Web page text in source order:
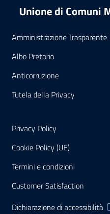
Unione di Comuni
Amministrazione Trasparente
Albo Pretorio
Anticorruzione
Tutela della Privacy
Privacy Policy
Cookie Policy (UE)
Termini e condizioni
Customer Satisfaction
Dichiarazione di accessibilità